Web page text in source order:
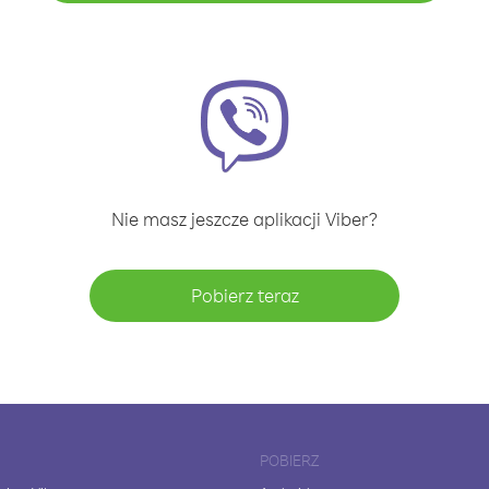
Nie masz jeszcze aplikacji Viber?
Pobierz teraz
POBIERZ